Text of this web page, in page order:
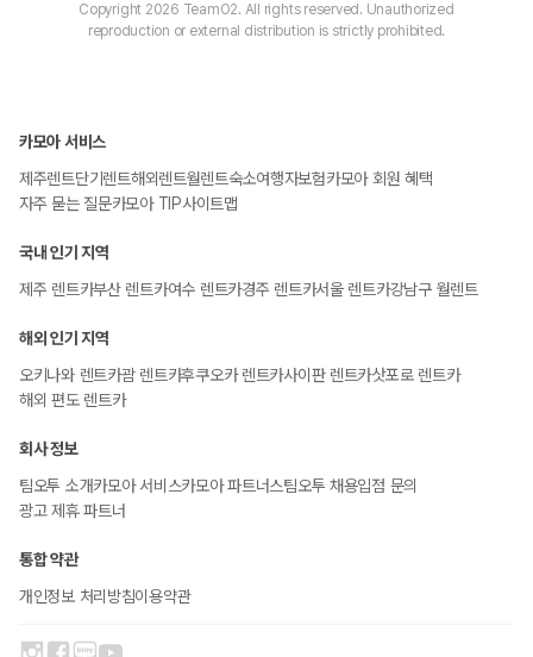
Copyright 2026 TeamO2. All rights reserved. Unauthorized
reproduction or external distribution is strictly prohibited.
카모아 서비스
제주렌트단기렌트해외렌트월렌트숙소여행자보험카모아 회원 혜택
자주 묻는 질문카모아 TIP사이트맵
국내 인기 지역
제주 렌트카부산 렌트카여수 렌트카경주 렌트카서울 렌트카강남구 월렌트
해외 인기 지역
오키나와 렌트카괌 렌트카후쿠오카 렌트카사이판 렌트카삿포로 렌트카
해외 편도 렌트카
회사 정보
팀오투 소개카모아 서비스카모아 파트너스팀오투 채용입점 문의
광고 제휴 파트너
통합 약관
개인정보 처리방침이용약관